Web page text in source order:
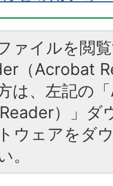
ァイルを閲
（Acrobat
は、左記の
）」ダ
ウェアをダ
。